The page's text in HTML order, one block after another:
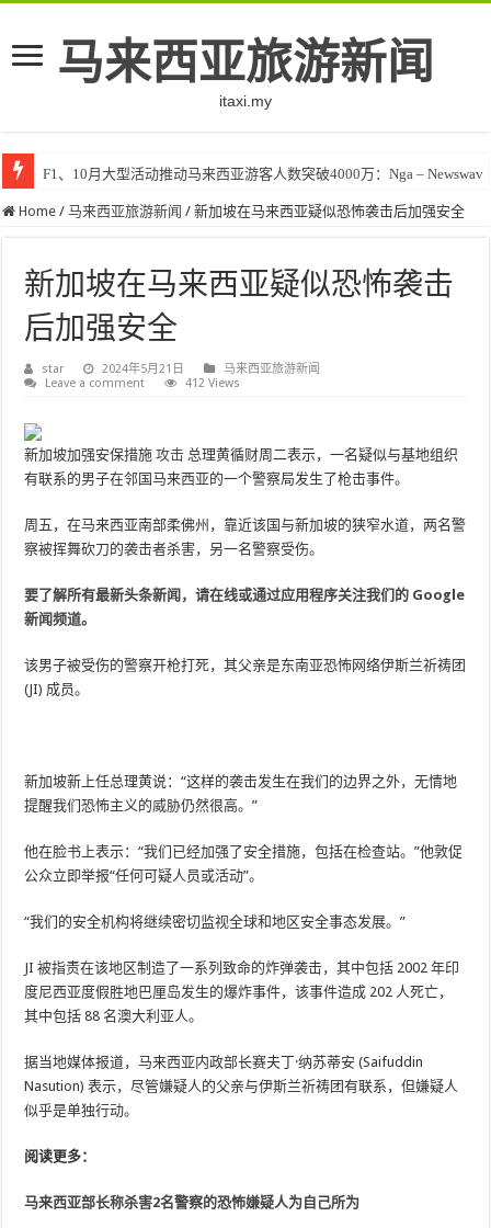
马来西亚旅游新闻
itaxi.my
F1、10月大型活动推动马来西亚游客人数突破4000万：Nga – Newswav
Home / 马来西亚旅游新闻 / 新加坡在马来西亚疑似恐怖袭击后加强安全
新加坡在马来西亚疑似恐怖袭击
后加强安全
star 2024年5月21日
马来西亚旅游新闻
Leave a comment
412 Views
新加坡加强安保措施攻击 总理黄循财周二表示，一名疑似与基地组织
有联系的男子在邻国马来西亚的一个警察局发生了枪击事件。
周五，在马来西亚南部柔佛州，靠近该国与新加坡的狭窄水道，两名警
察被挥舞砍刀的袭击者杀害，另一名警察受伤。
要了解所有最新头条新闻，请在线或通过应用程序关注我们的 Google
新闻频道。
该男子被受伤的警察开枪打死，其父亲是东南亚恐怖网络伊斯兰祈祷团
(JI) 成员。
新加坡新上任总理黄说：“这样的袭击发生在我们的边界之外，无情地
提醒我们恐怖主义的威胁仍然很高。”
他在脸书上表示：“我们已经加强了安全措施，包括在检查站。”他敦促
公众立即举报“任何可疑人员或活动”。
“我们的安全机构将继续密切监视全球和地区安全事态发展。”
JI 被指责在该地区制造了一系列致命的炸弹袭击，其中包括 2002 年印
度尼西亚度假胜地巴厘岛发生的爆炸事件，该事件造成 202 人死亡，
其中包括 88 名澳大利亚人。
据当地媒体报道，马来西亚内政部长赛夫丁·纳苏蒂安 (Saifuddin
Nasution) 表示，尽管嫌疑人的父亲与伊斯兰祈祷团有联系，但嫌疑人
似乎是单独行动。
阅读更多：
马来西亚部长称杀害2名警察的恐怖嫌疑人为自己所为